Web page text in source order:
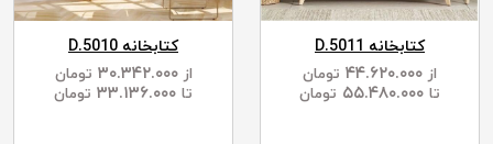
کتابخانه D.5011
از
تومان
تا
تومان
کتابخانه D.5010
از ۳۰.۳۴۲.۰۰۰
تومان
تا
تومان